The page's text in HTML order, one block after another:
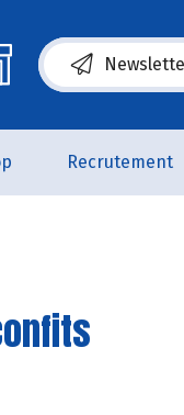
(s’ouvre dans
Recrutement